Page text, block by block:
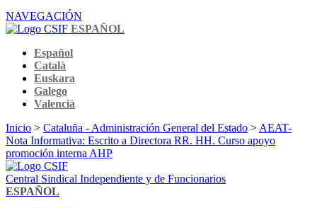
NAVEGACIÓN
ESPAÑOL
Español
Català
Euskara
Galego
Valencià
Inicio > Cataluña - Administración General del Estado > AEAT-
Nota Informativa: Escrito a Directora RR. HH. Curso apoyo
promoción interna AHP
Central Sindical Independiente y de Funcionarios
ESPAÑOL